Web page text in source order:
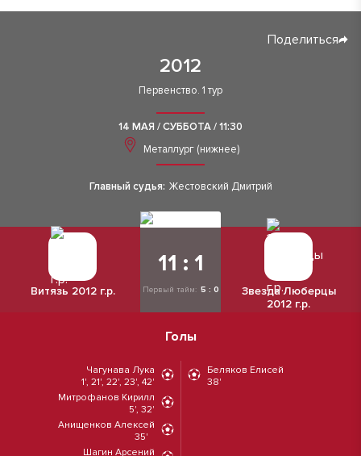
2012
Поделиться
Первенство. 1 тур
14 МАЯ / СУББОТА / 11:30
Металлург (нижнее)
Главный судья: Жестовский Дмитрий
Витязь 2012 г.р.
11 : 1
Первый тайм: 5 : 0
Звезда Люберцы
2012 г.р.
Голы
Чагунава Лука
1', 21', 22', 23', 42'
Митрофанов Кирилл
5', 32'
Анищенков Алексей
35'
Шагин Арсений
Беляков Елисей
38'